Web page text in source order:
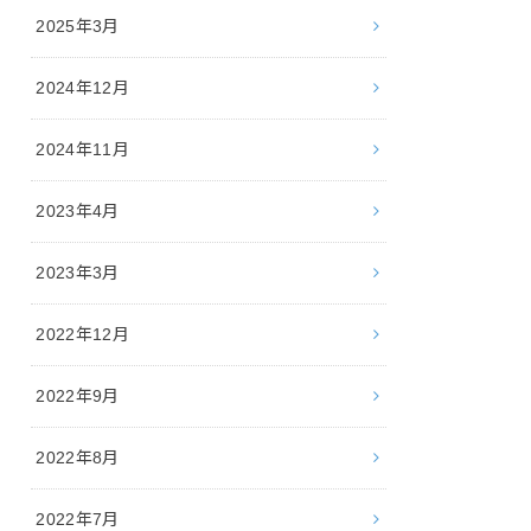
2025年3月
2024年12月
2024年11月
2023年4月
2023年3月
2022年12月
2022年9月
2022年8月
2022年7月